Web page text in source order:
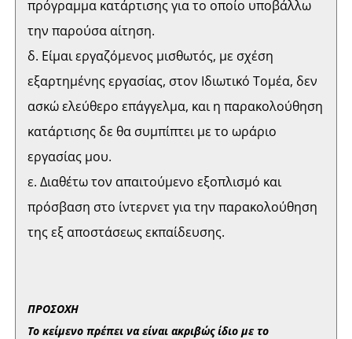
πρόγραμμα κατάρτισης για το οποίο υποβάλλω
την παρούσα αίτηση.
δ. Είμαι εργαζόμενος μισθωτός, με σχέση
εξαρτημένης εργασίας, στον Ιδιωτικό Τομέα, δεν
ασκώ ελεύθερο επάγγελμα, και η παρακολούθηση
κατάρτισης δε θα συμπίπτει με το ωράριο
εργασίας μου.
ε. Διαθέτω τον απαιτούμενο εξοπλισμό και
πρόσβαση στο ίντερνετ για την παρακολούθηση
της εξ αποστάσεως εκπαίδευσης.
ΠΡΟΣΟΧΗ
Το κείμενο πρέπει να είναι ακριβώς ίδιο με το